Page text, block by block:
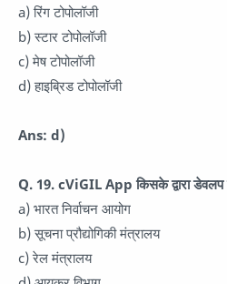
a) रिंग टोपोलॉजी
b) स्टार टोपोलॉजी
c) मेष टोपोलॉजी
d) हाइब्रिड टोपोलॉजी
Ans: d)
Q. 19. cViGIL App किसके द्वारा डेवलप
a) भारत निर्वाचन आयोग
b) सूचना प्रौद्योगिकी मंत्रालय
c) रेल मंत्रालय